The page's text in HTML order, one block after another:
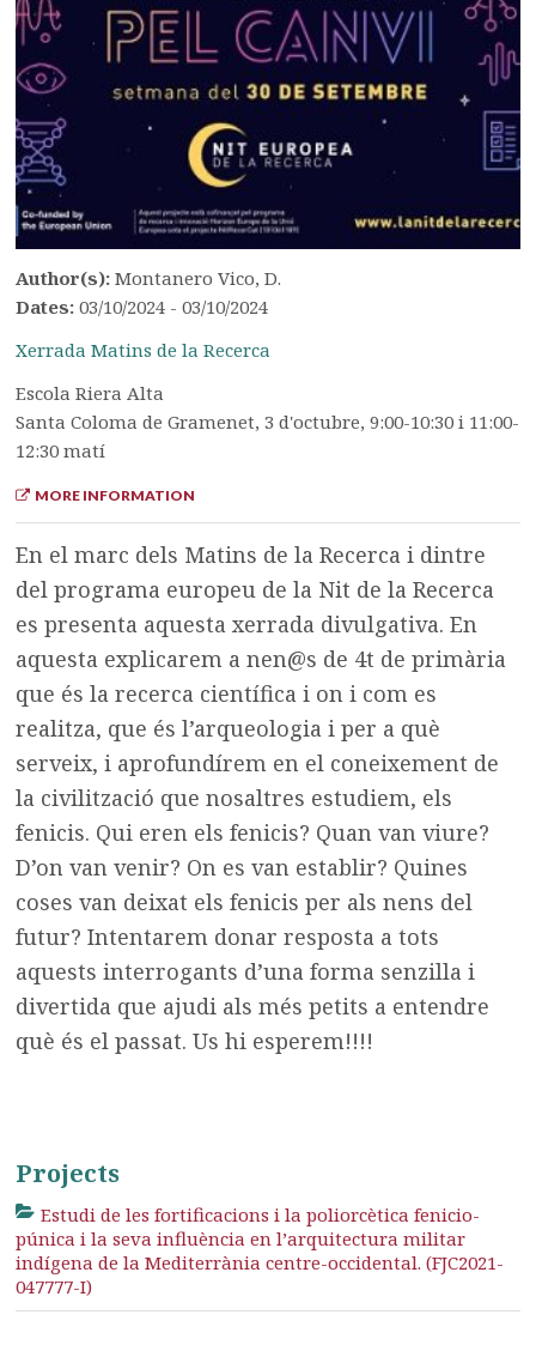
Author(s):Montanero Vico, D.
Dates:03/10/2024 - 03/10/2024
Xerrada Matins de la Recerca
Escola Riera Alta
Santa Coloma de Gramenet, 3 d'octubre, 9:00-10:30 i 11:00-
12:30 matí
MORE INFORMATION
En el marc dels Matins de la Recerca i dintre
del programa europeu de la Nit de la Recerca
es presenta aquesta xerrada divulgativa. En
aquesta explicarem a nen@s de 4t de primària
que és la recerca científica i on i com es
realitza, que és l’arqueologia i per a què
serveix, i aprofundírem en el coneixement de
la civilització que nosaltres estudiem, els
fenicis. Qui eren els fenicis? Quan van viure?
D’on van venir? On es van establir? Quines
coses van deixat els fenicis per als nens del
futur? Intentarem donar resposta a tots
aquests interrogants d’una forma senzilla i
divertida que ajudi als més petits a entendre
què és el passat. Us hi esperem!!!!
Projects
Estudi de les fortificacions i la poliorcètica fenicio-
púnica i la seva influència en l’arquitectura militar
indígena de la Mediterrània centre-occidental. (FJC2021-
047777-I)